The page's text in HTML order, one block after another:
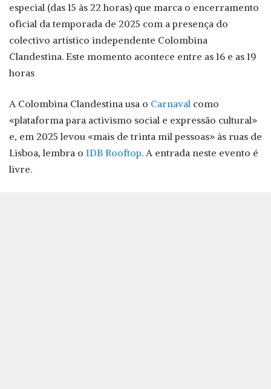
especial (das 15 às 22 horas) que marca o encerramento
oficial da temporada de 2025 com a presença do
colectivo artístico independente Colombina
Clandestina. Este momento acontece entre as 16 e as 19
horas
A Colombina Clandestina usa o Carnaval como
«plataforma para activismo social e expressão cultural»
e, em 2025 levou «mais de trinta mil pessoas» às ruas de
Lisboa, lembra o IDB Rooftop. A entrada neste evento é
livre.